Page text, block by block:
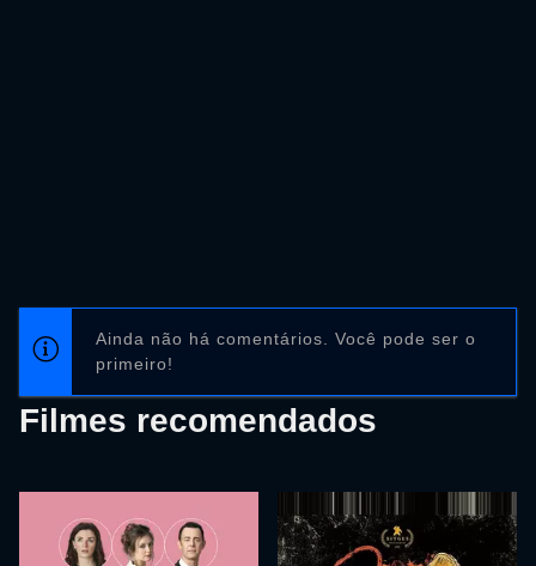
Ainda não há comentários. Você pode ser o
primeiro!
Filmes recomendados